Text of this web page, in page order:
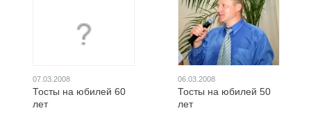
07.03.2008
Тосты на юбилей 60
лет
06.03.2008
Тосты на юбилей 50
лет